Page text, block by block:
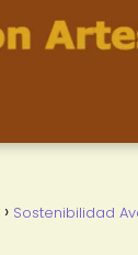
Sostenibilidad